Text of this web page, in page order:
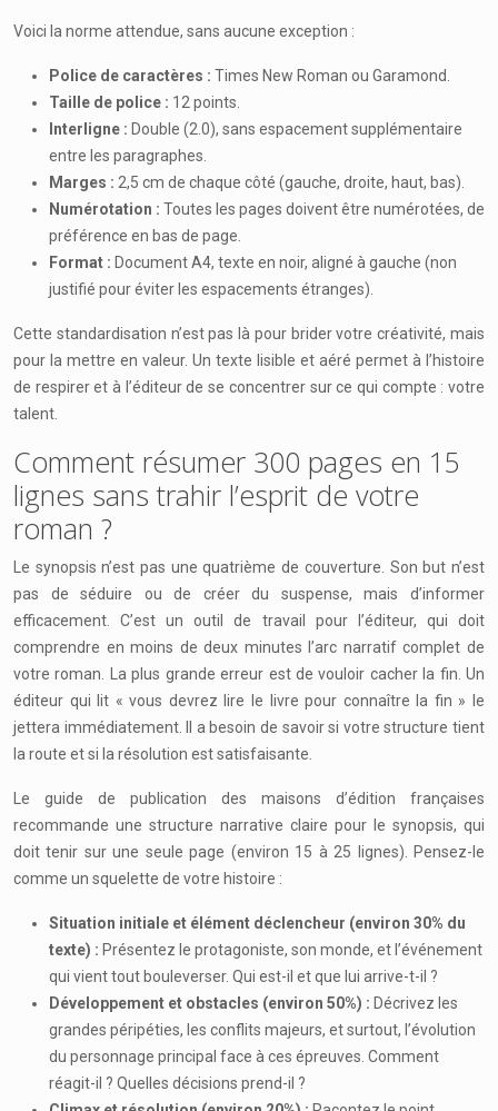
Voici la norme attendue, sans aucune exception :
Police de caractères : Times New Roman ou Garamond.
Taille de police : 12 points.
Interligne : Double (2.0), sans espacement supplémentaire
entre les paragraphes.
Marges : 2,5 cm de chaque côté (gauche, droite, haut, bas).
Numérotation : Toutes les pages doivent être numérotées, de
préférence en bas de page.
Format : Document A4, texte en noir, aligné à gauche (non
justifié pour éviter les espacements étranges).
Cette standardisation n’est pas là pour brider votre créativité, mais
pour la mettre en valeur. Un texte lisible et aéré permet à l’histoire
de respirer et à l’éditeur de se concentrer sur ce qui compte : votre
talent.
Comment résumer 300 pages en 15
lignes sans trahir l’esprit de votre
roman ?
Le synopsis n’est pas une quatrième de couverture. Son but n’est
pas de séduire ou de créer du suspense, mais d’informer
efficacement. C’est un outil de travail pour l’éditeur, qui doit
comprendre en moins de deux minutes l’arc narratif complet de
votre roman. La plus grande erreur est de vouloir cacher la fin. Un
éditeur qui lit « vous devrez lire le livre pour connaître la fin » le
jettera immédiatement. Il a besoin de savoir si votre structure tient
la route et si la résolution est satisfaisante.
Le guide de publication des maisons d’édition françaises
recommande une structure narrative claire pour le synopsis, qui
doit tenir sur une seule page (environ 15 à 25 lignes). Pensez-le
comme un squelette de votre histoire :
Situation initiale et élément déclencheur (environ 30% du
texte) : Présentez le protagoniste, son monde, et l’événement
qui vient tout bouleverser. Qui est-il et que lui arrive-t-il ?
Développement et obstacles (environ 50%) : Décrivez les
grandes péripéties, les conflits majeurs, et surtout, l’évolution
du personnage principal face à ces épreuves. Comment
réagit-il ? Quelles décisions prend-il ?